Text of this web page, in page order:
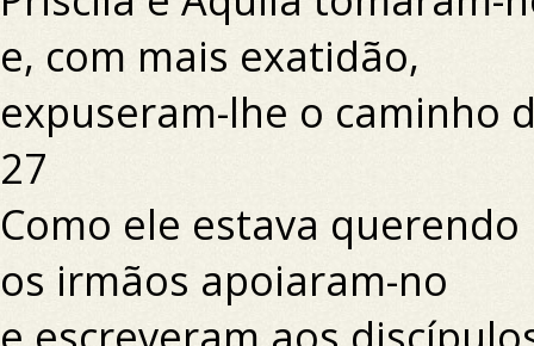
e, com mais exatidão,
expuseram-lhe o caminho
27
Como ele estava
os irmãos apoiaram-no